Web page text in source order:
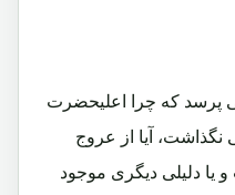
پرسد که چرا اعلیحضرت
نگذاشت، آیا از عروج
دلیلی دیگری موجود